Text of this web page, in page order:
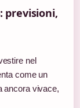
previsioni,
nel
come un
ancora vivace,